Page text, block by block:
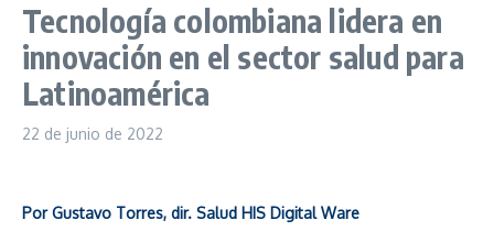
Tecnología colombiana lidera en
innovación en el sector salud para
Latinoamérica
22 de junio de 2022
Por Gustavo Torres, dir. Salud HIS Digital Ware